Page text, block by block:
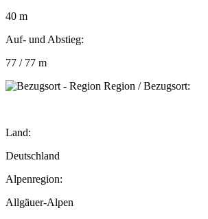
40 m
Auf- und Abstieg:
77 / 77 m
Region / Bezugsort:
Land:
Deutschland
Alpenregion:
Allgäuer-Alpen